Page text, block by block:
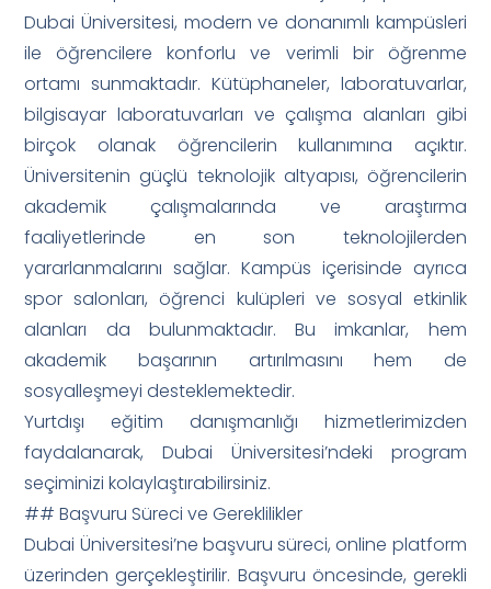
Dubai Üniversitesi, modern ve donanımlı kampüsleri
ile öğrencilere konforlu ve verimli bir öğrenme
ortamı sunmaktadır. Kütüphaneler, laboratuvarlar,
bilgisayar laboratuvarları ve çalışma alanları gibi
birçok olanak öğrencilerin kullanımına açıktır.
Üniversitenin güçlü teknolojik altyapısı, öğrencilerin
akademik çalışmalarında ve araştırma
faaliyetlerinde en son teknolojilerden
yararlanmalarını sağlar. Kampüs içerisinde ayrıca
spor salonları, öğrenci kulüpleri ve sosyal etkinlik
alanları da bulunmaktadır. Bu imkanlar, hem
akademik başarının artırılmasını hem de
sosyalleşmeyi desteklemektedir.
Yurtdışı eğitim danışmanlığı hizmetlerimizden
faydalanarak, Dubai Üniversitesi’ndeki program
seçiminizi kolaylaştırabilirsiniz.
## Başvuru Süreci ve Gereklilikler
Dubai Üniversitesi’ne başvuru süreci, online platform
üzerinden gerçekleştirilir. Başvuru öncesinde, gerekli